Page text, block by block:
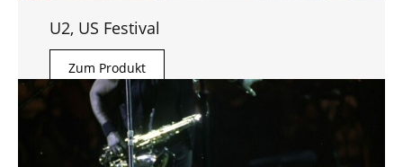
U2, US Festival
Zum Produkt